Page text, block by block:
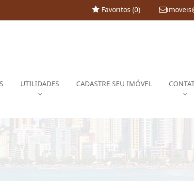
Favoritos (0)
UTILIDADES CADASTRE SEU IMÓVEL